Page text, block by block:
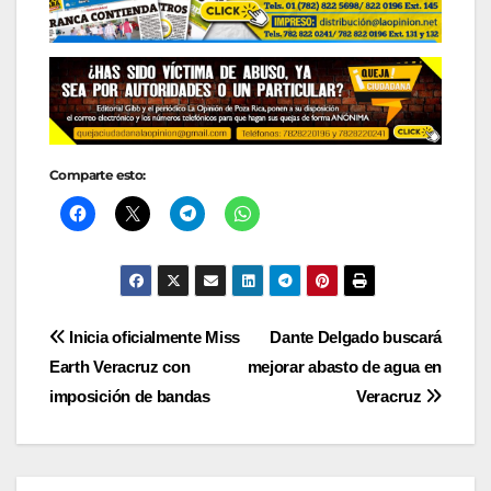
Comparte esto:
Navegación
de
entradas
Dante Delgado buscará
mejorar abasto de agua en
Veracruz
Inicia oficialmente Miss
Earth Veracruz con
imposición de bandas